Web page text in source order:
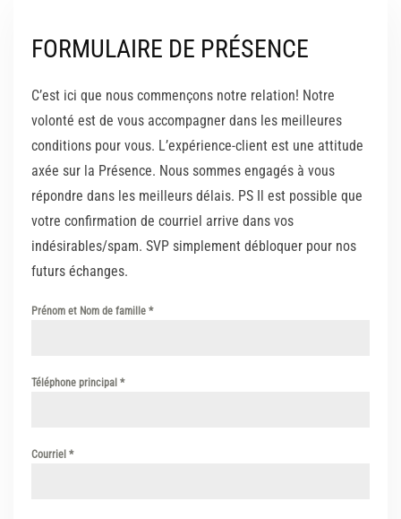
FORMULAIRE DE PRÉSENCE
C’est ici que nous commençons notre relation! Notre
volonté est de vous accompagner dans les meilleures
conditions pour vous. L’expérience-client est une attitude
axée sur la Présence. Nous sommes engagés à vous
répondre dans les meilleurs délais. PS Il est possible que
votre confirmation de courriel arrive dans vos
indésirables/spam. SVP simplement débloquer pour nos
futurs échanges.
Prénom et Nom de famille *
Téléphone principal *
Courriel *